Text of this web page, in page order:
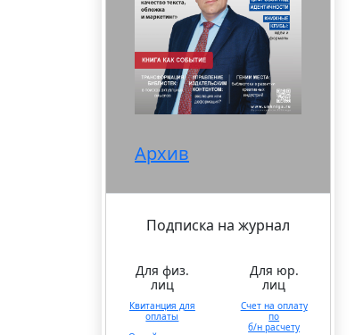
Архив
Подписка на журнал
Для физ.
лиц
Квитанция для
оплаты
Для юр.
лиц
Счет на оплату
по
б/н расчету